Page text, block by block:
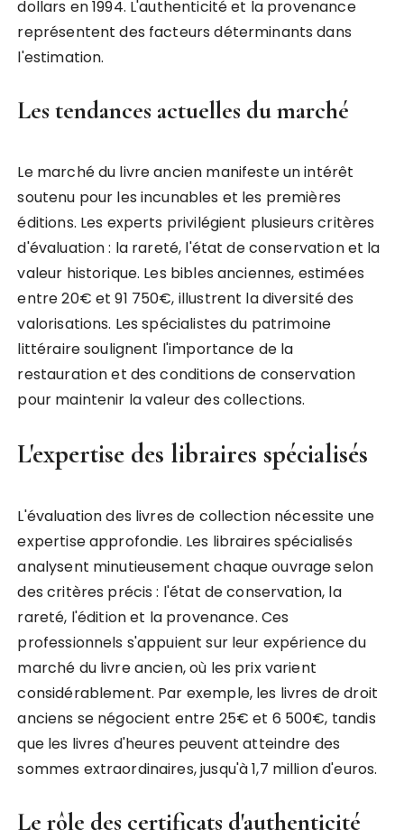
dollars en 1994. L'authenticité et la provenance
représentent des facteurs déterminants dans
l'estimation.
Les tendances actuelles du marché
Le marché du livre ancien manifeste un intérêt
soutenu pour les incunables et les premières
éditions. Les experts privilégient plusieurs critères
d'évaluation : la rareté, l'état de conservation et la
valeur historique. Les bibles anciennes, estimées
entre 20€ et 91 750€, illustrent la diversité des
valorisations. Les spécialistes du patrimoine
littéraire soulignent l'importance de la
restauration et des conditions de conservation
pour maintenir la valeur des collections.
L'expertise des libraires spécialisés
L'évaluation des livres de collection nécessite une
expertise approfondie. Les libraires spécialisés
analysent minutieusement chaque ouvrage selon
des critères précis : l'état de conservation, la
rareté, l'édition et la provenance. Ces
professionnels s'appuient sur leur expérience du
marché du livre ancien, où les prix varient
considérablement. Par exemple, les livres de droit
anciens se négocient entre 25€ et 6 500€, tandis
que les livres d'heures peuvent atteindre des
sommes extraordinaires, jusqu'à 1,7 million d'euros.
Le rôle des certificats d'authenticité